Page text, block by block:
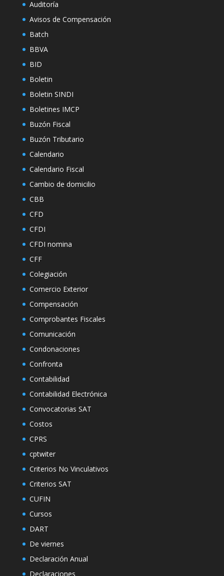
Auditoría
Avisos de Compensación
Batch
BBVA
BID
Boletin
Boletin SINDI
Boletines IMCP
Buzón Fiscal
Buzón Tributario
Calendario
Calendario Fiscal
Cambio de domicilio
CBB
CFD
CFDI
CFDI nomina
CFF
Colegiación
Comercio Exterior
Compensación
Comprobantes Fiscales
Comunicación
Condonaciones
Confronta
Contabilidad
Contabilidad Electrónica
Convocatorias SAT
Costos
CPRS
cptwiter
Criterios No Vinculativos
Criterios SAT
CUFIN
Cursos
DART
De viernes
Declaración Anual
Declaraciones